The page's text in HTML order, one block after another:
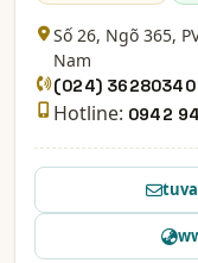
Số 26, Ngõ 365,
Nam
(024) 36280340
Hotline: 0942